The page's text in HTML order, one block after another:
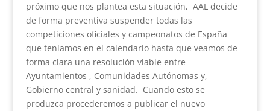
próximo que nos plantea esta situación, AAL decide
de forma preventiva suspender todas las
competiciones oficiales y campeonatos de España
que teníamos en el calendario hasta que veamos de
forma clara una resolución viable entre
Ayuntamientos , Comunidades Autónomas y,
Gobierno central y sanidad. Cuando esto se
produzca procederemos a publicar el nuevo